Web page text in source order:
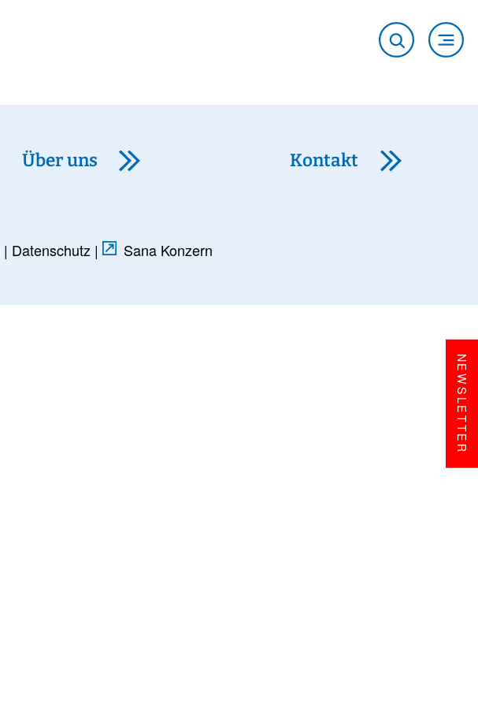
Über uns Kontakt
| Datenschutz | Sana Konzern
NEWSLETTER